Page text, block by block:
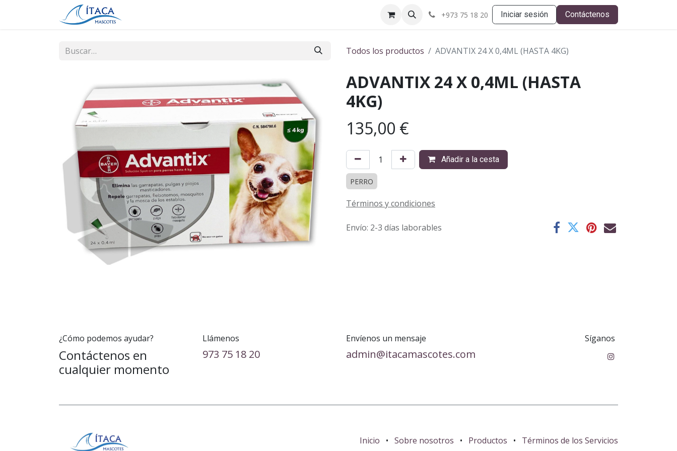
+973 75 18 20 Iniciar sesión Contáctenos
Todos los productos ADVANTIX 24 X 0,4ML (HASTA 4KG)
ADVANTIX 24 X 0,4ML (HASTA
4KG)
135,00 €
Añadir a la cesta
PERRO
Términos y condiciones
Envío: 2-3 días laborables
¿Cómo podemos ayudar?
Contáctenos en
cualquier momento
Llámenos
973 75 18 20
Envíenos un mensaje
admin@itacamascotes.com
Síganos
Inicio • Sobre nosotros • Productos • Términos de los Servicios